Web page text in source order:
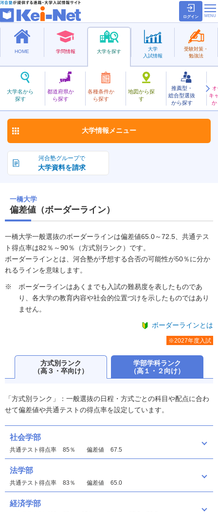
ログイン
HOME 学問情報 大学を探す
大学名から
探す
都道府県か
ら探す
各種条件か
ら探す
地図から探
す
推薦型・
総合型選抜
から探す
キ
か
大学
入試情報
受験対策・
勉強法
国立
ひとつばし
一橋大学 お気に入り
河合塾グループで
大学資料を請求
大学情報 メニュー
一橋大学
偏差値（ボーダーライン）
一橋大学一般選抜のボーダーラインは偏差値65.0～72.5、共通テス
ト得点率は82％～90％（方式別ランク）です。
ボーダーラインとは、河合塾が予想する合否の可能性が50％に分か
れるラインを意味します。
ボーダーラインはあくまでも入試の難易度を表したものであ
り、各大学の教育内容や社会的位置づけを示したものではあり
ません。
ボーダーラインとは
※2027年度入試
方式別ランク
（高３・卒向け）
学部学科ランク
（高１・２向け）
「方式別ランク」：一般選抜の日程・方式ごとの科目や配点に合わ
せて偏差値や共通テストの得点率を設定しています。
社会学部
共通テスト得点率 85％ 偏差値 67.5
法学部
共通テスト得点率 83％ 偏差値 65.0
経済学部